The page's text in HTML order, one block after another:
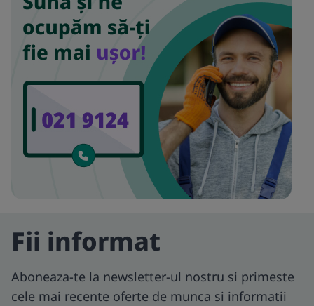
Fii informat
Aboneaza-te la newsletter-ul nostru si primeste
cele mai recente oferte de munca si informatii